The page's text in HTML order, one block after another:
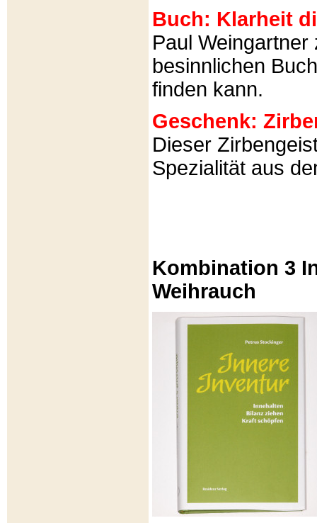
Buch: Klarheit
Paul
besinnlichen
finden kann.
Geschenk:
Dieser
Spezialität aus
Kombination 3
Weihrauch